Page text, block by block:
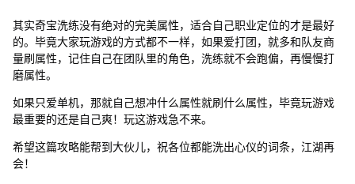
其实奇宝洗练没有绝对的完美属性，适合自己职业定位的才是最好
的。毕竟大家玩游戏的方式都不一样，如果爱打团，就多和队友商
量刷属性，记住自己在团队里的角色，洗练就不会跑偏，再慢慢打
磨属性。
如果只爱单机，那就自己想冲什么属性就刷什么属性，毕竟玩游戏
最重要的还是自己爽！玩这游戏急不来。
希望这篇攻略能帮到大伙儿，祝各位都能洗出心仪的词条，江湖再
会！